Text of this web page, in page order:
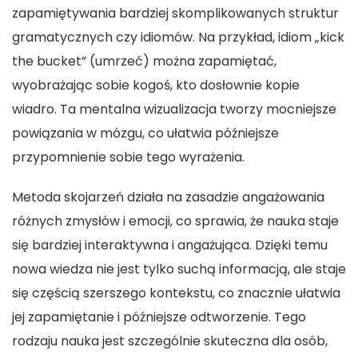
zapamiętywania bardziej skomplikowanych struktur
gramatycznych czy idiomów. Na przykład, idiom „kick
the bucket” (umrzeć) można zapamiętać,
wyobrażając sobie kogoś, kto dosłownie kopie
wiadro. Ta mentalna wizualizacja tworzy mocniejsze
powiązania w mózgu, co ułatwia późniejsze
przypomnienie sobie tego wyrażenia.
Metoda skojarzeń działa na zasadzie angażowania
różnych zmysłów i emocji, co sprawia, że nauka staje
się bardziej interaktywna i angażująca. Dzięki temu
nowa wiedza nie jest tylko suchą informacją, ale staje
się częścią szerszego kontekstu, co znacznie ułatwia
jej zapamiętanie i późniejsze odtworzenie. Tego
rodzaju nauka jest szczególnie skuteczna dla osób,